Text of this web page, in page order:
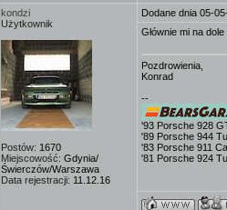
kondzi
Użytkownik
Postów: 1670
Miejscowość: Gdynia/
Świerczów/Warszawa
Data rejestracji: 11.12.16
Dodane dnia 05-
Głównie mi na
Pozdrowienia,
Konrad
--
'93 Porsche 928
'89 Porsche 944
'83 Porsche 911
'81 Porsche 924